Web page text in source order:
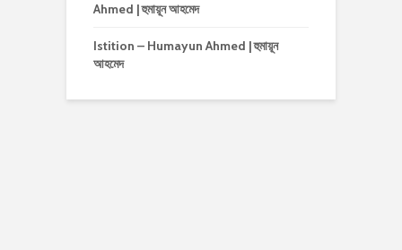
Ahmed | হুমায়ূন আহমেদ
Istition – Humayun Ahmed | হুমায়ূন
আহমেদ